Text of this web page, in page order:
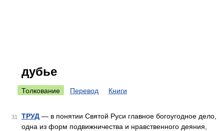
дубье
Толкование Перевод Книги
31 ТРУД — в понятии Святой Руси главное богоугодное дело,
одна из форм подвижничества и нравственного деяния,